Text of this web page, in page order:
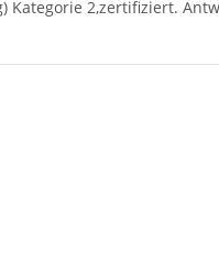
Kategorie 2,zertifiziert.